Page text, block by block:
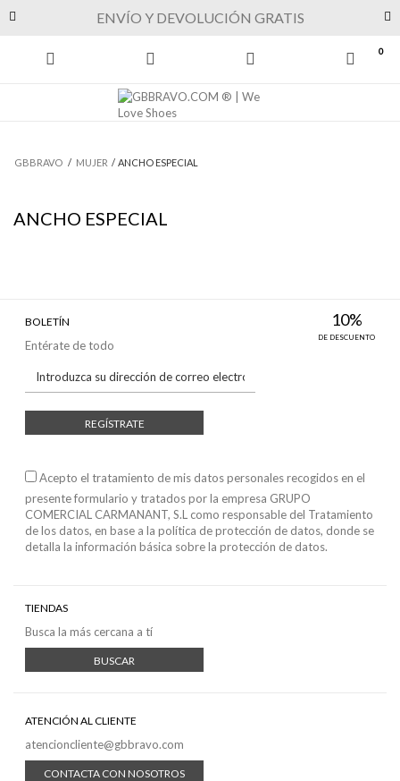
ENVÍO Y DEVOLUCIÓN GRATIS Next
0
GBBRAVO / MUJER / ANCHO ESPECIAL
ANCHO ESPECIAL
10%
DE DESCUENTO
BOLETÍN
Entérate de todo
REGÍSTRATE
Acepto el tratamiento de mis datos personales recogidos en el
presente formulario y tratados por la empresa GRUPO
COMERCIAL CARMANANT, S.L como responsable del Tratamiento
de los datos, en base a la política de protección de datos, donde se
detalla la información básica sobre la protección de datos.
TIENDAS
Busca la más cercana a tí
BUSCAR
ATENCIÓN AL CLIENTE
atencioncliente@gbbravo.com
CONTACTA CON NOSOTROS